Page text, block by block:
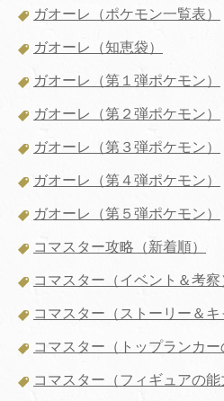
ガオーレ（ポケモン一覧表）
ガオーレ（知恵袋）
ガオーレ（第１弾ポケモン）
ガオーレ（第２弾ポケモン）
ガオーレ（第３弾ポケモン）
ガオーレ（第４弾ポケモン）
ガオーレ（第５弾ポケモン）
コマスター攻略（新着順）
コマスター（イベント＆考察
コマスター（ストーリー＆キ
コマスター（トップランカー
コマスター（フィギュアの能